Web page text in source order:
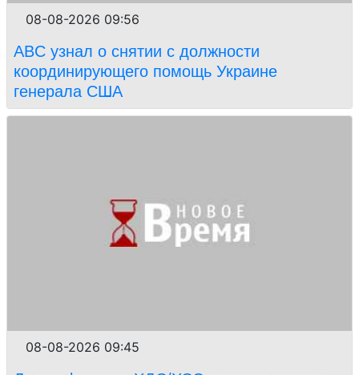
08-08-2026 09:56
ABC узнал о снятии с должности
координирующего помощь Украине
генерала США
08-08-2026 09:45